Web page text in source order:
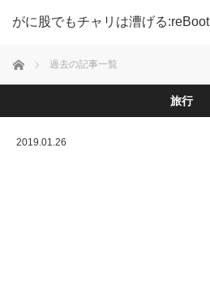
がに股でもチャリは漕げる:reBoot
ホーム 過去の記事一覧
旅行
2019.01.26